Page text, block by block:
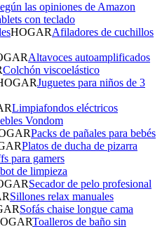
las opiniones de Amazon
con teclado
HOGARAfiladores de cuchillos
Altavoces autoamplificados
Colchón viscoelástico
Juguetes para niños de 3
Limpiafondos eléctricos
Vondom
Packs de pañales para bebés
Platos de ducha de pizarra
para gamers
de limpieza
Secador de pelo profesional
Sillones relax manuales
Sofás chaise longue cama
Toalleros de baño sin